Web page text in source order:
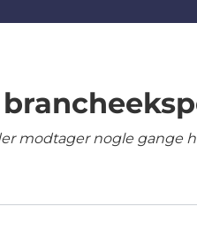
modtager nogle gange